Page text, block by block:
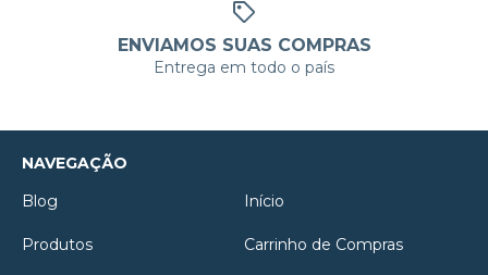
ENVIAMOS SUAS COMPRAS
Entrega em todo o país
NAVEGAÇÃO
Blog
Início
Produtos Carrinho de Compras